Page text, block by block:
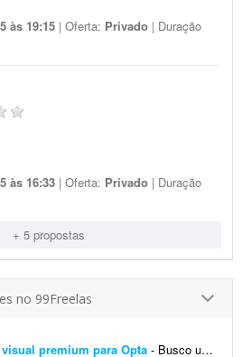
às 19:15 | Oferta: Privado | Duração
às 16:33 | Oferta: Privado | Duração
+ 5 propostas
no 99Freelas
premium para Opta - Busco um designer profissional para criar a identidade visual da **Opta**, uma empresa de tecnologia voltada para ajudar pessoas a tomarem melhores decisões antes de comprar. O principal ob...